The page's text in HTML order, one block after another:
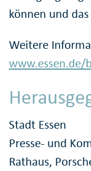
können und
Weitere
www.essen.de/
Stadt Essen
Presse- und
Rathaus,